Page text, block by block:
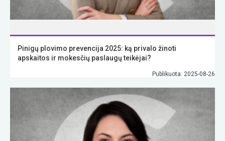
Pinigų plovimo prevencija 2025: ką privalo žinoti
apskaitos ir mokesčių paslaugų teikėjai?
Publikuota: 2025-08-26